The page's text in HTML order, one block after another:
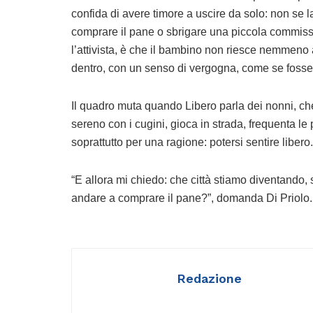
confida di avere timore a uscire da solo: non se
comprare il pane o sbrigare una piccola
l’attivista, è che il bambino non riesce
dentro, con un senso di vergogna, come se
Il quadro muta quando Libero parla dei nonni,
sereno con i cugini, gioca in strada, frequenta
soprattutto per una ragione: potersi sentire libero.
“E allora mi chiedo: che città stiamo
andare a comprare il pane?”, domanda Di Priolo.
Redazione